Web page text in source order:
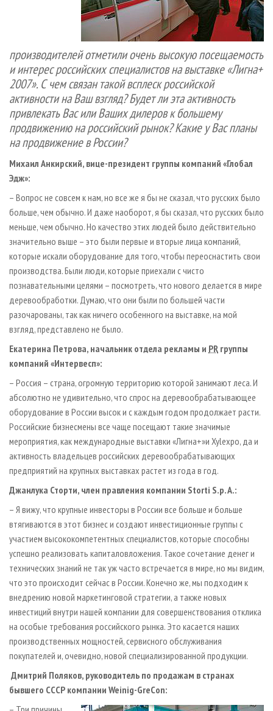
производителей отметили очень высокую посещаемость
и интерес российских специалистов на выставке «Лигна+
2007». С чем связан такой всплеск российской
активности на Ваш взгляд? Будет ли эта активность
привлекать Вас или Ваших дилеров к большему
продвижению на российский рынок? Какие у Вас планы
на продвижение в России?
Михаил Анкирский, вице-президент группы компаний «Глобал
Эдж»:
– Вопрос не совсем к нам, но все же я бы не сказал, что русских было
больше, чем обычно. И даже наоборот, я бы сказал, что русских было
меньше, чем обычно. Но качество этих людей было действительно
значительно выше – это были первые и вторые лица компаний,
которые искали оборудование для того, чтобы переоснастить свои
производства. Были люди, которые приехали с чисто
познавательными целями – посмотреть, что нового делается в мире
деревообработки. Думаю, что они были по большей части
разочарованы, так как ничего особенного на выставке, на мой
взгляд, представлено не было.
Екатерина Петрова, начальник отдела рекламы и PR группы
компаний «Интервесп»:
– Россия – страна, огромную территорию которой занимают леса. И
абсолютно не удивительно, что спрос на дерево­обрабатывающее
оборудование в России высок и с каждым годом продолжает расти.
Российские бизнесмены все чаще посещают такие значимые
мероприятия, как международные выставки «Лигна+»и Xylexpo, да и
активность владельцев российских деревообрабатывающих
предприятий на крупных выставках растет из года в год.
Джанлука Сторти, член правления компании Storti S.p. A.:
– Я вижу, что крупные инвесторы в России все больше и больше
втягиваются в этот бизнес и создают инвестиционные группы с
участием высококомпетентных специалистов, которые способны
успешно реализовать капиталовложения. Такое сочетание денег и
технических знаний не так уж часто встречается в мире, но мы видим,
что это происходит сейчас в России. Конечно же, мы подходим к
внедрению новой маркетинговой стратегии, а также новых
инвестиций внутри нашей компании для совершенствования отклика
на особые требования российского рынка. Это касается наших
производственных мощностей, сервисного обслуживания
покупателей и, очевидно, новой специализированной продукции.
Дмитрий Поляков, руководитель по продажам в странах
бывшего СССР компании Weinig-GreCon: